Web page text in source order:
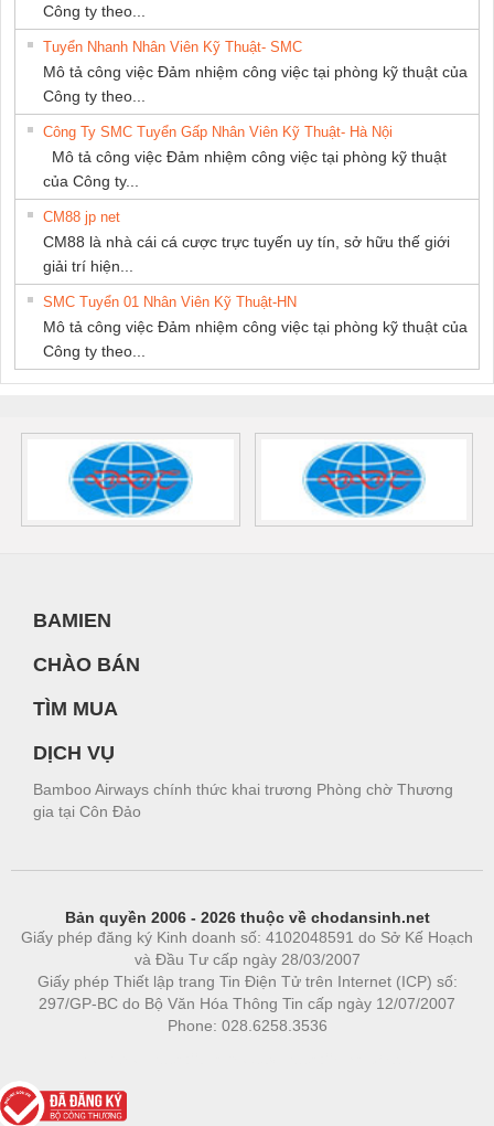
Công ty theo...
Tuyển Nhanh Nhân Viên Kỹ Thuật- SMC
Mô tả công việc Đảm nhiệm công việc tại phòng kỹ thuật của
Công ty theo...
Công Ty SMC Tuyển Gấp Nhân Viên Kỹ Thuật- Hà Nội
Mô tả công việc Đảm nhiệm công việc tại phòng kỹ thuật
của Công ty...
CM88 jp net
CM88 là nhà cái cá cược trực tuyến uy tín, sở hữu thế giới
giải trí hiện...
SMC Tuyển 01 Nhân Viên Kỹ Thuật-HN
Mô tả công việc Đảm nhiệm công việc tại phòng kỹ thuật của
Công ty theo...
BAMIEN
CHÀO BÁN
TÌM MUA
DỊCH VỤ
Bamboo Airways chính thức khai trương Phòng chờ Thương
gia tại Côn Đảo
Bản quyền 2006 - 2026 thuộc về chodansinh.net
Giấy phép đăng ký Kinh doanh số: 4102048591 do Sở Kế Hoạch
và Đầu Tư cấp ngày 28/03/2007
Giấy phép Thiết lập trang Tin Điện Tử trên Internet (ICP) số:
297/GP-BC do Bộ Văn Hóa Thông Tin cấp ngày 12/07/2007
Phone: 028.6258.3536